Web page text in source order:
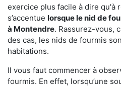
exercice plus facile à dire qu'à
s’accentue lorsque le nid de
à Montendre. Rassurez-vous,
des cas, les nids de fourmis
habitations.
Il vous faut commencer à
fourmis. En effet, lorsqu’une